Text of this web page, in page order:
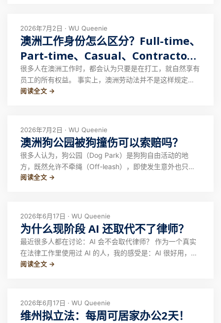
决于事实本
2026年7月2日 · WU Queenie
澳洲工作身份怎么区分？Full-time、
Part-time、Casual、Contractor
权益区别全解析
很多人在澳洲工作时，都会认为只要是在打工，就自然享有
员工的所有权益。 事实上，澳洲劳动法并不是这样规定
的。 无论是全职（Full-time）、兼职（Part-time）、临时
阅读全文 →
2026年7月2日 · WU Queenie
澳洲狗公园被狗撞伤可以索赔吗？
很多人认为，狗公园（Dog Park）是狗狗自由活动的地
方，既然允许不牵绳（Off-leash），即使发生意外也只能
自认倒霉。 但事实上，在澳大利亚法律中，允许不牵绳，
两只大型犬正在草地上高速追逐
阅读全文 →
2026年6月17日 · WU Queenie
为什么现阶段 AI 还取代不了律师？
最近很多人都在讨论：AI 会不会取代律师？ 作为一个真实
在法律工作里使用过 AI 的人，我的感受是：AI 很好用，但
它离“取代律师”还很远。 不是说 AI 没价值。它可以帮你整
题，千万不要把 AI
阅读全文 →
2026年6月17日 · WU Queenie
维州拟立法：每周可居家办公2天！